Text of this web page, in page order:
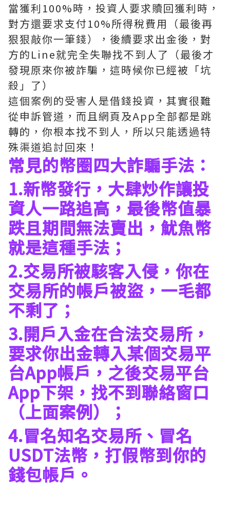
當獲利100%時，投資人要求贖回獲利時，
對方還要求支付10%所得稅費用（最後再
狠狠敲你一筆錢），後續要求出金後，對
方的Line就完全失聯找不到人了（最後才
發現原來你被詐騙，這時候你已經被「坑
殺」了）
這個案例的受害人是借錢投資，其實很難
從申訴管道，而且網頁及App全部都是跳
轉的，你根本找不到人，所以只能透過特
殊渠道追討回來！
常見的幣圈四大詐騙手法：
1.新幣發行，大肆炒作讓投
資人一路追高，最後幣值暴
跌且期間無法賣出，魷魚幣
就是這種手法；
2.交易所被駭客入侵，你在
交易所的帳戶被盜，一毛都
不剩了；
3.開戶入金在合法交易所，
要求你出金轉入某個交易平
台App帳戶，之後交易平台
App下架，找不到聯絡窗口
（上面案例）；
4.冒名知名交易所、冒名
USDT法幣，打假幣到你的
錢包帳戶。